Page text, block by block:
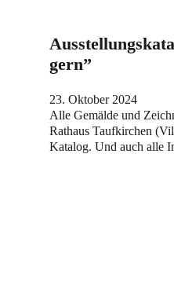
gern”
23. Oktober 2024
Alle Gemälde und
Rathaus Taufkirchen
Katalog. Und auch alle